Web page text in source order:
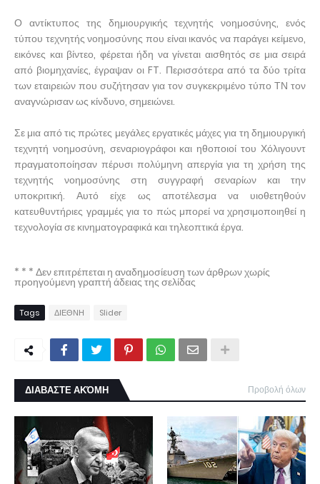
Ο αντίκτυπος της δημιουργικής τεχνητής νοημοσύνης, ενός
τύπου τεχνητής νοημοσύνης που είναι ικανός να παράγει κείμενο,
εικόνες και βίντεο, φέρεται ήδη να γίνεται αισθητός σε μια σειρά
από βιομηχανίες, έγραψαν οι FT. Περισσότερα από τα δύο τρίτα
των εταιρειών που συζήτησαν για τον συγκεκριμένο τύπο ΤΝ τον
αναγνώρισαν ως κίνδυνο, σημειώνει.
Σε μια από τις πρώτες μεγάλες εργατικές μάχες για τη δημιουργική
τεχνητή νοημοσύνη, σεναριογράφοι και ηθοποιοί του Χόλιγουντ
πραγματοποίησαν πέρυσι πολύμηνη απεργία για τη χρήση της
τεχνητής νοημοσύνης στη συγγραφή σεναρίων και την
υποκριτική. Αυτό είχε ως αποτέλεσμα να υιοθετηθούν
κατευθυντήριες γραμμές για το πώς μπορεί να χρησιμοποιηθεί η
τεχνολογία σε κινηματογραφικά και τηλεοπτικά έργα.
* * * Δεν επιτρέπεται η αναδημοσίευση των άρθρων χωρίς
προηγούμενη γραπτή άδειας της σελίδας
Tags ΔΙΕΘΝΗ Slider
ΔΙΑΒΑΣΤΕ ΑΚΌΜΗ Προβολή όλων